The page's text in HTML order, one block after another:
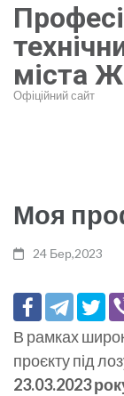
міста
Офіційний сайт
Моя
24 Бер,2023
В рамках
проєкту під
23.03.2023